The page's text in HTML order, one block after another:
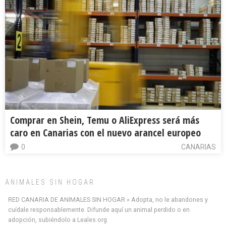
Comprar en Shein, Temu o AliExpress será más
caro en Canarias con el nuevo arancel europeo
CANARIAS
0
ANIMALES SIN HOGAR
RED CANARIA DE ANIMALES SIN HOGAR » Adopta, no le abandones y
cuídale responsablemente. Difunde aquí un animal perdido o en
adopción, subiéndolo a Leales.org